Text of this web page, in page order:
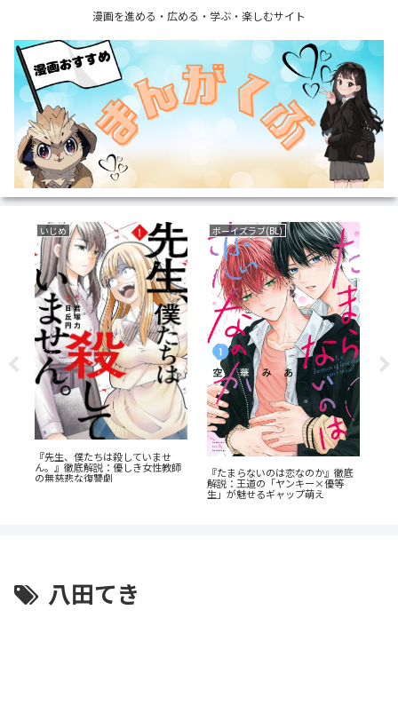
漫画を進める・広める・学ぶ・楽しむサイト
いじめ
『先生、僕たちは殺していませ
ん。』徹底解説：優しき女性教師
の無慈悲な復讐劇
ボーイズラブ(BL)
『たまらないのは恋なのか』徹底
解説：王道の「ヤンキー×優等
生」が魅せるギャップ萌え
八田てき